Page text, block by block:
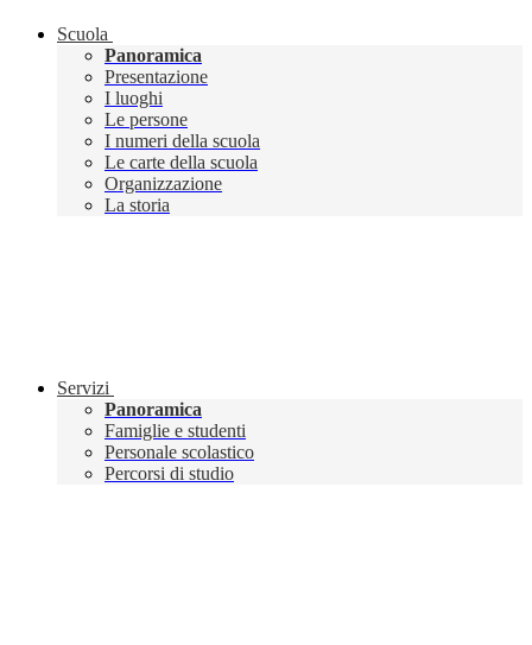
Scuola
Panoramica
Presentazione
I luoghi
Le persone
I numeri della scuola
Le carte della scuola
Organizzazione
La storia
Servizi
Panoramica
Famiglie e studenti
Personale scolastico
Percorsi di studio